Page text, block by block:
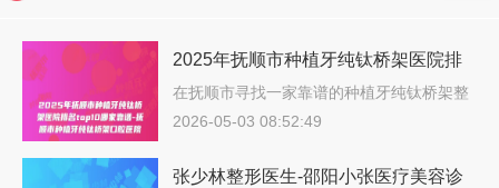
2025年抚顺市种植牙纯钛桥架医院排
名top10哪家靠谱-抚顺市种植牙纯钛桥
架口腔医院
在抚顺市寻找一家靠谱的种植牙纯钛桥架整
形…
2026-05-03 08:52:49
张少林整形医生-邵阳小张医疗美容诊